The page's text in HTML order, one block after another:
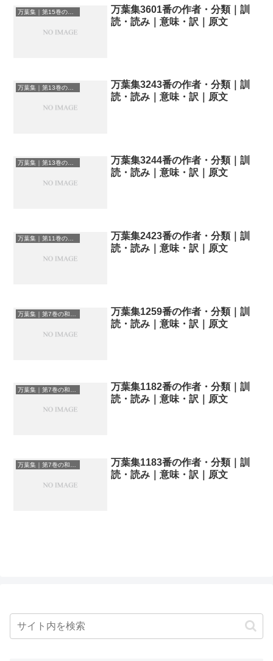
万葉集｜第15巻の和歌一覧
万葉集3601番の作者・分類｜訓
読・読み｜意味・訳｜原文
万葉集｜第13巻の和歌一覧
万葉集3243番の作者・分類｜訓
読・読み｜意味・訳｜原文
万葉集｜第13巻の和歌一覧
万葉集3244番の作者・分類｜訓
読・読み｜意味・訳｜原文
万葉集｜第11巻の和歌一覧
万葉集2423番の作者・分類｜訓
読・読み｜意味・訳｜原文
万葉集1259番の作者・分類｜訓
読・読み｜意味・訳｜原文
万葉集1182番の作者・分類｜訓
読・読み｜意味・訳｜原文
万葉集｜第7巻の和歌一覧
万葉集1183番の作者・分類｜訓
読・読み｜意味・訳｜原文